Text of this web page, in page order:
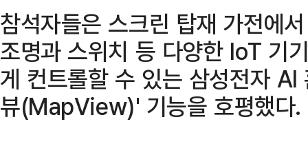
참석자들은 스크린 탑재 가전에
조명과 스위치 등 다양한 IoT 기
게 컨트롤할 수 있는 삼성전자
뷰(MapView)' 기능을 호평했다.